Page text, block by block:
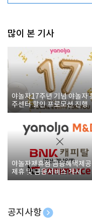
많이 본 기사
야놀자17주년 기념 야놀자
주센터 할인 프로모션 진행
야놀자제휴점 금융혜택제
제휴 및 금융서비스 게시
공지사항
[호텔업] 개인정보 처리방침 개정